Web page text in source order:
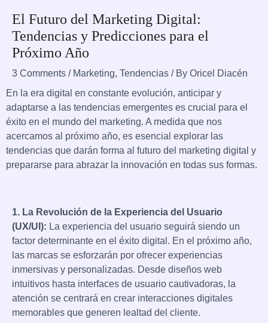
El Futuro del Marketing Digital:
Tendencias y Predicciones para el
Próximo Año
3 Comments / Marketing, Tendencias / By Oricel Diacén
En la era digital en constante evolución, anticipar y
adaptarse a las tendencias emergentes es crucial para el
éxito en el mundo del marketing. A medida que nos
acercamos al próximo año, es esencial explorar las
tendencias que darán forma al futuro del marketing digital y
prepararse para abrazar la innovación en todas sus formas.
1. La Revolución de la Experiencia del Usuario
(UX/UI): La experiencia del usuario seguirá siendo un
factor determinante en el éxito digital. En el próximo año,
las marcas se esforzarán por ofrecer experiencias
inmersivas y personalizadas. Desde diseños web
intuitivos hasta interfaces de usuario cautivadoras, la
atención se centrará en crear interacciones digitales
memorables que generen lealtad del cliente.